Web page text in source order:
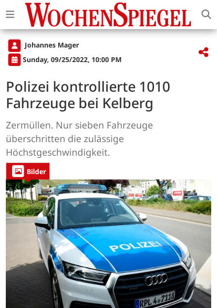
Johannes Mager
Sunday, 09/25/2022, 10:00 PM
Polizei kontrollierte 1010
Fahrzeuge bei Kelberg
Zermüllen. Nur sieben Fahrzeuge
überschritten die zulässige
Höchstgeschwindigkeit.
Bilder